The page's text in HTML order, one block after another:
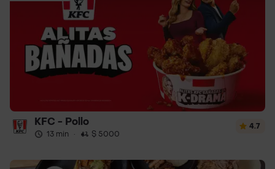
KFC - Pollo
13 min · $ 5000
4.7